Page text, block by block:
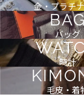
金・プラチ
バッグ
時計
毛皮・着